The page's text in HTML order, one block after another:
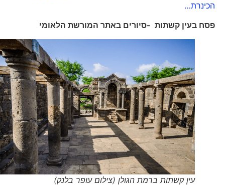
הכינרת…
פסח בעין קשתות -סיורים באתר המורשת הלאומי
עין קשתות ברמת הגולן (צילום עופר בלנק)